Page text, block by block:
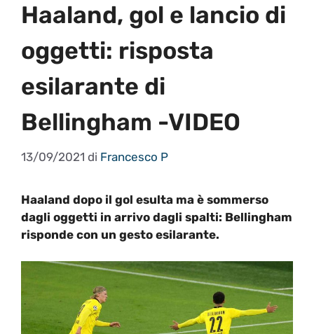
Haaland, gol e lancio di
oggetti: risposta
esilarante di
Bellingham -VIDEO
13/09/2021 di Francesco P
Haaland dopo il gol esulta ma è sommerso
dagli oggetti in arrivo dagli spalti: Bellingham
risponde con un gesto esilarante.